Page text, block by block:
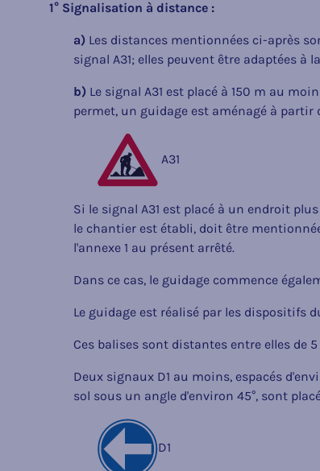
1° Signalisation à distance :
a) Les distances mentionnées ci-après
signal A31; elles peuvent être adaptées à
b) Le signal A31 est placé à 150 m au
permet, un guidage est aménagé à partir
A31
Si le signal A31 est placé à un endroit
le chantier est établi, doit être
l'annexe 1 au présent arrêté.
Dans ce cas, le guidage commence
Le guidage est réalisé par les dispositifs
Ces balises sont distantes entre elles de
Deux signaux D1 au moins, espacés
sol sous un angle d'environ 45°, sont
D1